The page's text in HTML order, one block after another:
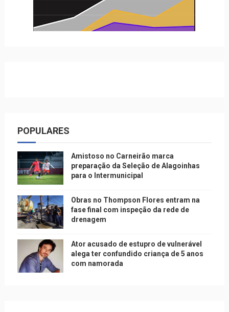
POPULARES
Amistoso no Carneirão marca
preparação da Seleção de Alagoinhas
para o Intermunicipal
Obras no Thompson Flores entram na
fase final com inspeção da rede de
drenagem
Ator acusado de estupro de vulnerável
alega ter confundido criança de 5 anos
com namorada